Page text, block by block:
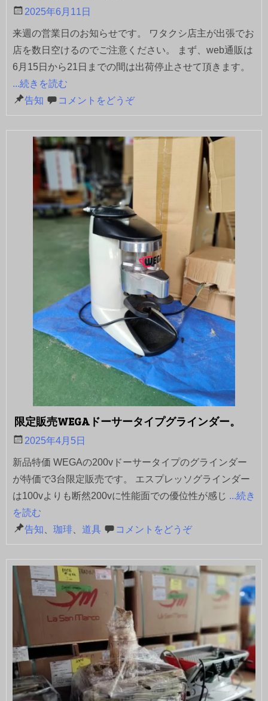
2025年6月11日
来週の営業日のお知らせです。 ワタクシ店主が出張でお
店を数日空けるのでご注意ください。 まず、web通販は
6月15日から21日までの間は出荷停止させて頂きます。
...続きを読む
告知
コメントをどうぞ
限定販売WEGAドーサータイプグラインダー。
2025年4月5日
新品特価 WEGAの200vドーサータイプのグラインダー
が特価で3台限定販売です。 エスプレッソグラインダー
は100vよりも断然200vに性能面での優位性が感じ ...続き
を読む
告知
珈琲 道具 コメントをどうぞ